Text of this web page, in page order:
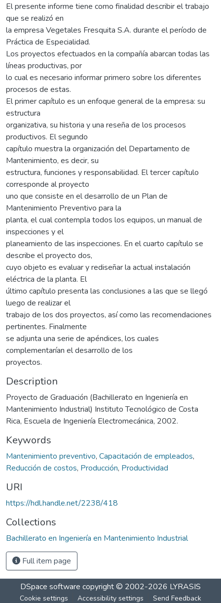
El presente informe tiene como finalidad describir el trabajo
que se realizó en
la empresa Vegetales Fresquita S.A. durante el período de
Práctica de Especialidad.
Los proyectos efectuados en la compañía abarcan todas las
líneas productivas, por
lo cual es necesario informar primero sobre los diferentes
procesos de estas.
El primer capítulo es un enfoque general de la empresa: su
estructura
organizativa, su historia y una reseña de los procesos
productivos. El segundo
capítulo muestra la organización del Departamento de
Mantenimiento, es decir, su
estructura, funciones y responsabilidad. El tercer capítulo
corresponde al proyecto
uno que consiste en el desarrollo de un Plan de
Mantenimiento Preventivo para la
planta, el cual contempla todos los equipos, un manual de
inspecciones y el
planeamiento de las inspecciones. En el cuarto capítulo se
describe el proyecto dos,
cuyo objeto es evaluar y rediseñar la actual instalación
eléctrica de la planta. El
último capítulo presenta las conclusiones a las que se llegó
luego de realizar el
trabajo de los dos proyectos, así como las recomendaciones
pertinentes. Finalmente
se adjunta una serie de apéndices, los cuales
complementarían el desarrollo de los
proyectos.
Description
Proyecto de Graduación (Bachillerato en Ingeniería en
Mantenimiento Industrial) Instituto Tecnológico de Costa
Rica, Escuela de Ingeniería Electromecánica, 2002.
Keywords
Mantenimiento preventivo, Capacitación de empleados,
Reducción de costos, Producción, Productividad
URI
https://hdl.handle.net/2238/418
Collections
Bachillerato en Ingeniería en Mantenimiento Industrial
Full item page
DSpace software copyright © 2002-2026 LYRASIS
Cookie settings Accessibility settings Send Feedback